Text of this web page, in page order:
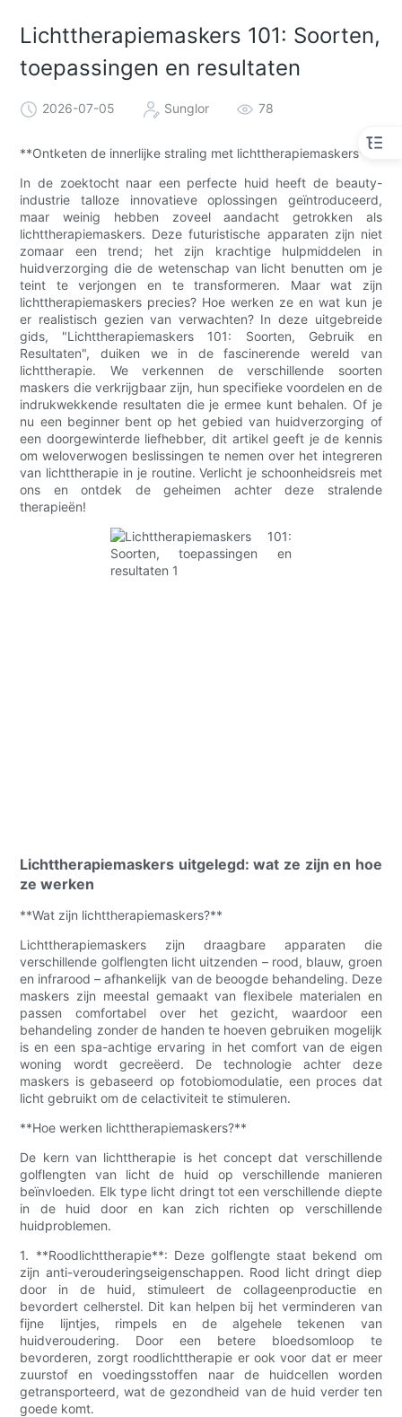
Lichttherapiemaskers 101: Soorten,
toepassingen en resultaten
2026-07-05 Sunglor 78
**Ontketen de innerlijke straling met lichttherapiemaskers**
In de zoektocht naar een perfecte huid heeft de beauty-
industrie talloze innovatieve oplossingen geïntroduceerd,
maar weinig hebben zoveel aandacht getrokken als
lichttherapiemaskers. Deze futuristische apparaten zijn niet
zomaar een trend; het zijn krachtige hulpmiddelen in
huidverzorging die de wetenschap van licht benutten om je
teint te verjongen en te transformeren. Maar wat zijn
lichttherapiemaskers precies? Hoe werken ze en wat kun je
er realistisch gezien van verwachten? In deze uitgebreide
gids, "Lichttherapiemaskers 101: Soorten, Gebruik en
Resultaten", duiken we in de fascinerende wereld van
lichttherapie. We verkennen de verschillende soorten
maskers die verkrijgbaar zijn, hun specifieke voordelen en de
indrukwekkende resultaten die je ermee kunt behalen. Of je
nu een beginner bent op het gebied van huidverzorging of
een doorgewinterde liefhebber, dit artikel geeft je de kennis
om weloverwogen beslissingen te nemen over het integreren
van lichttherapie in je routine. Verlicht je schoonheidsreis met
ons en ontdek de geheimen achter deze stralende
therapieën!
Lichttherapiemaskers uitgelegd: wat ze zijn en hoe
ze werken
**Wat zijn lichttherapiemaskers?**
Lichttherapiemaskers zijn draagbare apparaten die
verschillende golflengten licht uitzenden – rood, blauw, groen
en infrarood – afhankelijk van de beoogde behandeling. Deze
maskers zijn meestal gemaakt van flexibele materialen en
passen comfortabel over het gezicht, waardoor een
behandeling zonder de handen te hoeven gebruiken mogelijk
is en een spa-achtige ervaring in het comfort van de eigen
woning wordt gecreëerd. De technologie achter deze
maskers is gebaseerd op fotobiomodulatie, een proces dat
licht gebruikt om de celactiviteit te stimuleren.
**Hoe werken lichttherapiemaskers?**
De kern van lichttherapie is het concept dat verschillende
golflengten van licht de huid op verschillende manieren
beïnvloeden. Elk type licht dringt tot een verschillende diepte
in de huid door en kan zich richten op verschillende
huidproblemen.
1. **Roodlichttherapie**: Deze golflengte staat bekend om
zijn anti-verouderingseigenschappen. Rood licht dringt diep
door in de huid, stimuleert de collageenproductie en
bevordert celherstel. Dit kan helpen bij het verminderen van
fijne lijntjes, rimpels en de algehele tekenen van
huidveroudering. Door een betere bloedsomloop te
bevorderen, zorgt roodlichttherapie er ook voor dat er meer
zuurstof en voedingsstoffen naar de huidcellen worden
getransporteerd, wat de gezondheid van de huid verder ten
goede komt.